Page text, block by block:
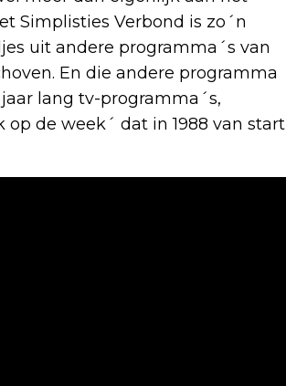
Simplisties Verbond is zo´n
uit andere programma´s van
En die andere programma
lang tv-programma´s,
de week´ dat in 1988 van start